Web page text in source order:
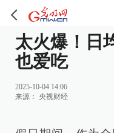
太火爆！日
也爱吃
2025-10-04 14:06
来源： 央视财经